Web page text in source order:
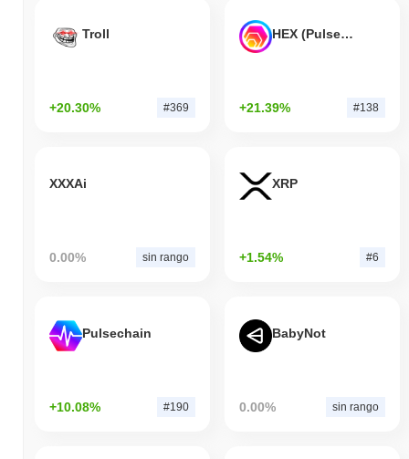
Troll
+20.30% #369
HEX (Pulsechain)
+21.39% #138
XXXAi
0.00% sin rango
XRP
+1.54% #6
Pulsechain
+10.08% #190
BabyNot
0.00% sin rango